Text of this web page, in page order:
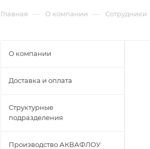
Главная — О компании — Сотрудники
О компании
Доставка и оплата
Структурные
подразделения
Производство АКВАФЛОУ